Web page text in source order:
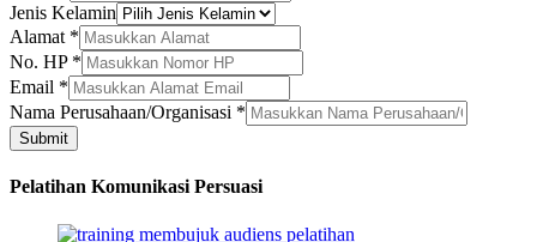
Perusahaan/Organisasi
Email
HP
Jenis Kelamin
Alamat *
No. HP *
Email *
Nama Perusahaan/Organisasi *
Submit
Pelatihan Komunikasi Persuasi